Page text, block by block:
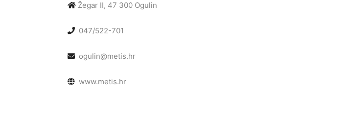
Žegar II, 47 300 Ogulin
047/522-701
ogulin@metis.hr
www.metis.hr